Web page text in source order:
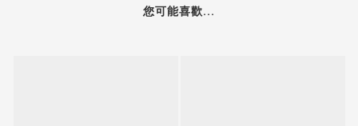
您可能喜歡...